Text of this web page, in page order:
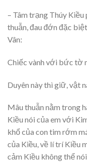
– Tâm trạng Thúy
thuẫn, đau đớn đặc
Vân:
Chiếc vành với bức tờ
Duyên này thì giữ, vật
Mâu thuẫn nằm trong
Kiều nói của em với
khổ của con tim rớm
của Kiều, về lí trí Kiều
cảm Kiều không thể